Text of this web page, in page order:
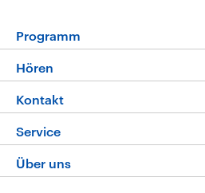
Programm
Programm
Die Nachrichten
Nachrichtenleicht
Neue Beiträge auf dlf.de
Hören
Livestream
Podcasts
Deutschlandfunk App
Kontakt
Hörerservice
Service
FAQ
Über uns